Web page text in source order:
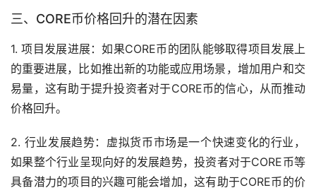
三、CORE币价格回升的潜在因素
1. 项目发展进展：如果CORE币的团队能够取得项目发展上
的重要进展，比如推出新的功能或应用场景，增加用户和交
易量，这有助于提升投资者对于CORE币的信心，从而推动
价格回升。
2. 行业发展趋势：虚拟货币市场是一个快速变化的行业，
如果整个行业呈现向好的发展趋势，投资者对于CORE币等
具备潜力的项目的兴趣可能会增加，这有助于CORE币的价